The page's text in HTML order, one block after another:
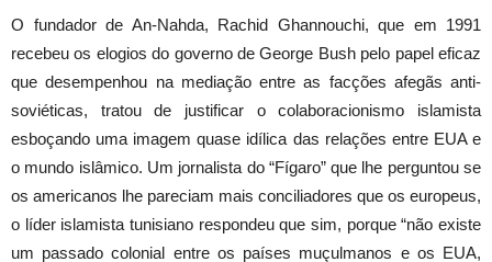
O fundador de An-Nahda, Rachid Ghannouchi, que em 1991
recebeu os elogios do governo de George Bush pelo papel eficaz
que desempenhou na mediação entre as facções afegãs anti-
soviéticas, tratou de justificar o colaboracionismo islamista
esboçando uma imagem quase idílica das relações entre EUA e
o mundo islâmico. Um jornalista do “Fígaro” que lhe perguntou se
os americanos lhe pareciam mais conciliadores que os europeus,
o líder islamista tunisiano respondeu que sim, porque “não existe
um passado colonial entre os países muçulmanos e os EUA,